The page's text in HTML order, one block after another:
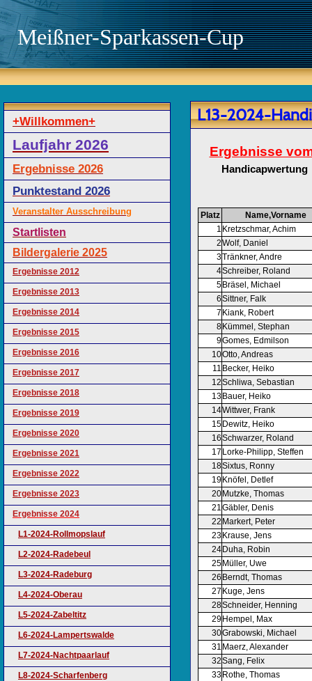
Meißner-Sparkassen-Cup
+Willkommen+
Laufjahr 2026
Ergebnisse 2026
Punktestand 2026
Veranstalter Ausschreibung
Startlisten
Bildergalerie 2025
Ergebnisse 2012
Ergebnisse 2013
Ergebnisse 2014
Ergebnisse 2015
Ergebnisse 2016
Ergebnisse 2017
Ergebnisse 2018
Ergebnisse 2019
Ergebnisse 2020
Ergebnisse 2021
Ergebnisse 2022
Ergebnisse 2023
Ergebnisse 2024
L1-2024-Rollmopslauf
L2-2024-Radebeul
L3-2024-Radeburg
L4-2024-Oberau
L5-2024-Zabeltitz
L6-2024-Lampertswalde
L7-2024-Nachtpaarlauf
L8-2024-Scharfenberg
L13-2024-
Ergebnisse
Handicapwertung
Platz
Name,Vorname
1 Kretzschmar, Achim
2Wolf, Daniel
3Tränkner, Andre
4Schreiber, Roland
5 Bräsel, Michael
6Sittner, Falk
7 Kiank, Robert
8 Kümmel, Stephan
9Gomes, Edmilson
10Otto, Andreas
11 Becker, Heiko
12Schliwa, Sebastian
13 Bauer, Heiko
14Wittwer, Frank
15 Dewitz, Heiko
16Schwarzer, Roland
17 Lorke-Philipp, Steffen
18Sixtus, Ronny
19 Knöfel, Detlef
20 Mutzke, Thomas
21Gäbler, Denis
22 Markert, Peter
23 Krause, Jens
24 Duha, Robin
25 Müller, Uwe
26 Berndt, Thomas
27 Kuge, Jens
28Schneider, Henning
29 Hempel, Max
30Grabowski, Michael
31 Maerz, Alexander
32Sang, Felix
33 Rothe, Thomas